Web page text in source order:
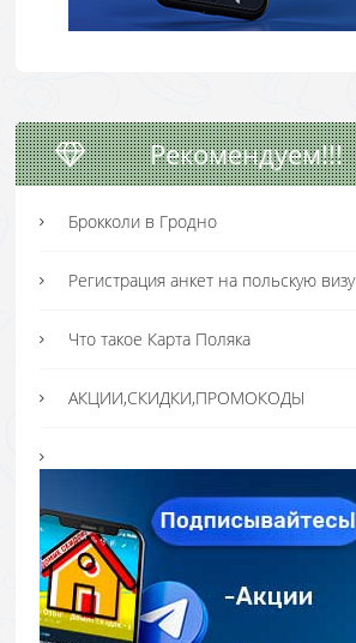
Рекомендуем!!!
Брокколи в Гродно
Регистрация анкет на польскую визу
Что такое Карта Поляка
АКЦИИ,СКИДКИ,ПРОМОКОДЫ